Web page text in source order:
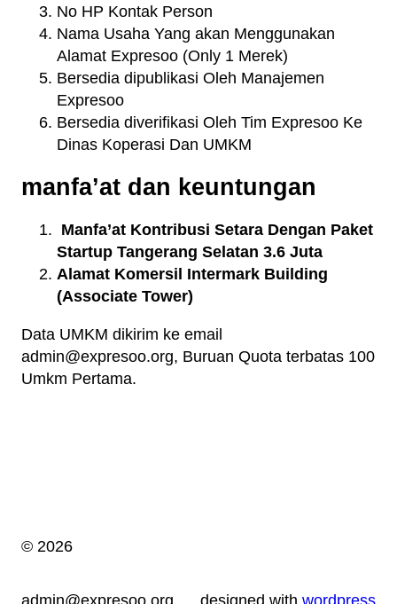
No HP Kontak Person
Nama Usaha Yang akan Menggunakan
Alamat Expresoo (Only 1 Merek)
Bersedia dipublikasi Oleh Manajemen
Expresoo
Bersedia diverifikasi Oleh Tim Expresoo Ke
Dinas Koperasi Dan UMKM
manfa’at dan keuntungan
Manfa’at Kontribusi Setara Dengan Paket
Startup Tangerang Selatan 3.6 Juta
Alamat Komersil Intermark Building
(Associate Tower)
Data UMKM dikirim ke email
admin@expresoo.org, Buruan Quota terbatas 100
Umkm Pertama.
© 2026